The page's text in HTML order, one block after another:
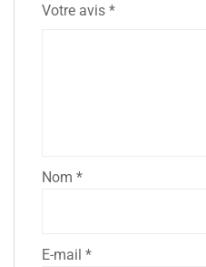
Votre avis *
Nom *
E-mail *